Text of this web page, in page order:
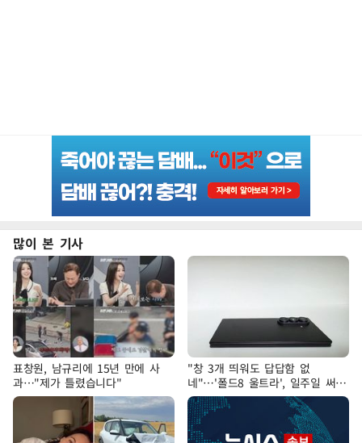
많이 본 기사
표창원, 남규리에 15년 만에 사
과…"제가 틀렸습니다"
"창 3개 띄워도 답답함 없
네"…'폴드8 울트라', 일주일 써보
니